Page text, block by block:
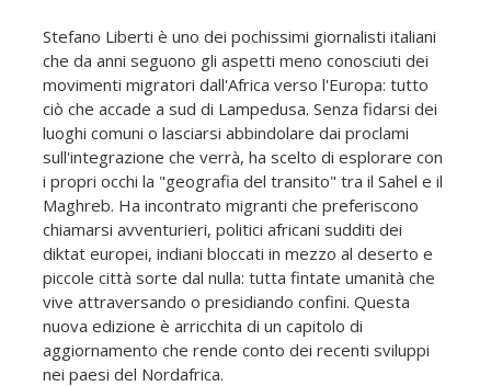
Stefano Liberti è uno dei pochissimi giornalisti italiani
che da anni seguono gli aspetti meno conosciuti dei
movimenti migratori dall'Africa verso l'Europa: tutto
ciò che accade a sud di Lampedusa. Senza fidarsi dei
luoghi comuni o lasciarsi abbindolare dai proclami
sull'integrazione che verrà, ha scelto di esplorare con
i propri occhi la "geografia del transito" tra il Sahel e il
Maghreb. Ha incontrato migranti che preferiscono
chiamarsi avventurieri, politici africani sudditi dei
diktat europei, indiani bloccati in mezzo al deserto e
piccole città sorte dal nulla: tutta fintate umanità che
vive attraversando o presidiando confini. Questa
nuova edizione è arricchita di un capitolo di
aggiornamento che rende conto dei recenti sviluppi
nei paesi del Nordafrica.